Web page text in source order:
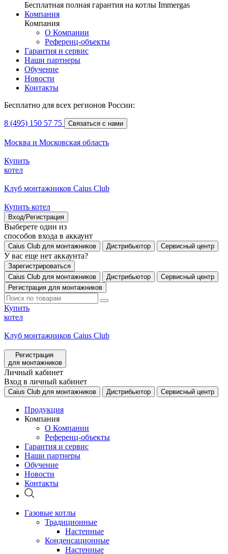
Бесплатная полная гарантия на котлы Immergas
Компания
Компания
О Компании
Референц-объекты
Гарантия и сервис
Наши партнеры
Обучение
Новости
Контакты
Бесплатно для всех регионов России:
8 (495) 150 57 75 Связаться с нами
Москва и Московская область
Купить
котел
Клуб монтажников Caius Club
Купить котел
Вход/Регистрация
Выберете один из
способов входа в аккаунт
Caius Club для монтажников Дистрибьютор Сервисный центр
У вас еще нет аккаунта?
Зарегистрироваться
Caius Club для монтажников
Дистрибьютор
Сервисный центр
Регистрация для монтажников
Купить
котел
Клуб монтажников Caius Club
Регистрация
для монтажников
Личный кабинет
Вход в личный кабинет
Caius Club для монтажников Дистрибьютор Сервисный центр
Продукция
Компания
О Компании
Референц-объекты
Гарантия и сервис
Наши партнеры
Обучение
Новости
Контакты
Газовые котлы
Традиционные
Настенные
Конденсационные
Настенные